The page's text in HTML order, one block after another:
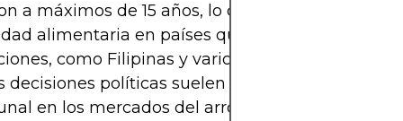
a máximos de 15 años, lo que afectó
alimentaria en países que dependen de las
como Filipinas y varios países africanos.
decisiones políticas suelen ejercer una
en los mercados del arroz, a veces con